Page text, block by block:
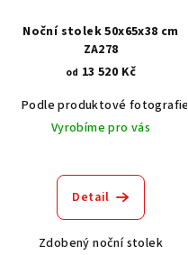
Noční stolek 50x65x38 cm
ZA278
od 13 520 Kč
Podle produktové fotografie
Vyrobíme pro vás
Detail
Zdobený noční stolek